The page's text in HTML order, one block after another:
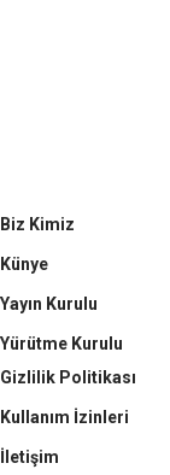
Biz Kimiz
Künye
Yayın Kurulu
Yürütme Kurulu
Gizlilik Politikası
Kullanım İzinleri
İletişim